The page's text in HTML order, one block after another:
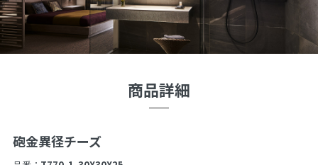
商品詳細
砲金異径チーズ